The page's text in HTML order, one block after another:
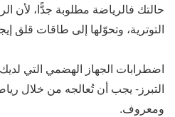
حالتك فالرياضة مطلوبة جدًّا، لأن
التوترية، وتحوّلها إلى طاقات قلق
اضطرابات الجهاز الهضمي التي
التبرز- يجب أن تُعالجه من خلال
ومعروف.